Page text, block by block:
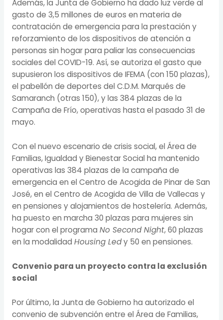
Además, la Junta de Gobierno ha dado luz verde al
gasto de 3,5 millones de euros en materia de
contratación de emergencia para la prestación y
reforzamiento de los dispositivos de atención a
personas sin hogar para paliar las consecuencias
sociales del COVID-19. Así, se autoriza el gasto que
supusieron los dispositivos de IFEMA (con 150 plazas),
el pabellón de deportes del C.D.M. Marqués de
Samaranch (otras 150), y las 384 plazas de la
Campaña de Frío, operativas hasta el pasado 31 de
mayo.
Con el nuevo escenario de crisis social, el Área de
Familias, Igualdad y Bienestar Social ha mantenido
operativas las 384 plazas de la campaña de
emergencia en el Centro de Acogida de Pinar de San
José, en el Centro de Acogida de Villa de Vallecas y
en pensiones y alojamientos de hostelería. Además,
ha puesto en marcha 30 plazas para mujeres sin
hogar con el programa No Second Night, 60 plazas
en la modalidad Housing Ledy 50 en pensiones.
Convenio para un proyecto contra la exclusión
social
Por último, la Junta de Gobierno ha autorizado el
convenio de subvención entre el Área de Familias,